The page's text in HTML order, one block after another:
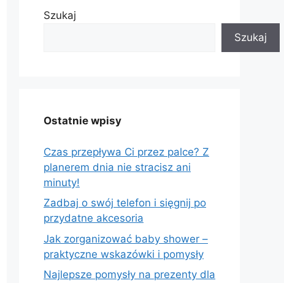
Szukaj
Szukaj
Ostatnie wpisy
Czas przepływa Ci przez palce? Z
planerem dnia nie stracisz ani
minuty!
Zadbaj o swój telefon i sięgnij po
przydatne akcesoria
Jak zorganizować baby shower –
praktyczne wskazówki i pomysły
Najlepsze pomysły na prezenty dla